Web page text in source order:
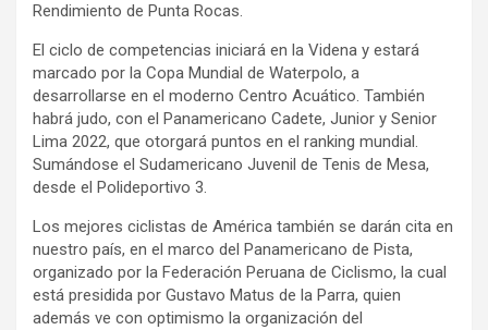
Rendimiento de Punta Rocas.
El ciclo de competencias iniciará en la Videna y estará
marcado por la Copa Mundial de Waterpolo, a
desarrollarse en el moderno Centro Acuático. También
habrá judo, con el Panamericano Cadete, Junior y Senior
Lima 2022, que otorgará puntos en el ranking mundial.
Sumándose el Sudamericano Juvenil de Tenis de Mesa,
desde el Polideportivo 3.
Los mejores ciclistas de América también se darán cita en
nuestro país, en el marco del Panamericano de Pista,
organizado por la Federación Peruana de Ciclismo, la cual
está presidida por Gustavo Matus de la Parra, quien
además ve con optimismo la organización del